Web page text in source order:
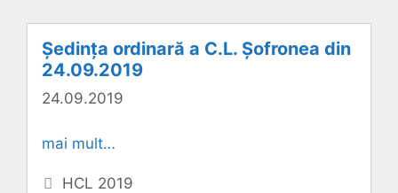
Ședința ordinară a C.L. Șofronea din
24.09.2019
24.09.2019
mai mult…
Categorii
HCL 2019